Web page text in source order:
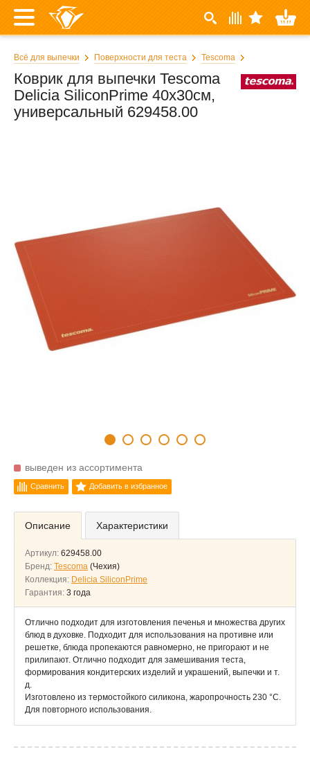
Всё для выпечки Поверхности для теста Tescoma
Коврик для выпечки Tescoma
Delicia SiliconPrime 40x30см,
универсальный 629458.00
выведен из ассортимента
Сравнить Добавить в избранное
Описание Характеристики
Артикул: 629458.00
Бренд: Tescoma (Чехия)
Коллекция: Delicia SiliconPrime
Гарантия: 3 года
Отлично подходит для изготовления печенья и множества других
блюд в духовке. Подходит для использования на противне или
решетке, блюда пропекаются равномерно, не пригорают и не
прилипают. Отлично подходит для замешивания теста,
формирования кондитерских изделий и украшений, выпечки и т.
д.
Изготовлено из термостойкого силикона, жаропрочность 230 °С.
Для повторного использования.